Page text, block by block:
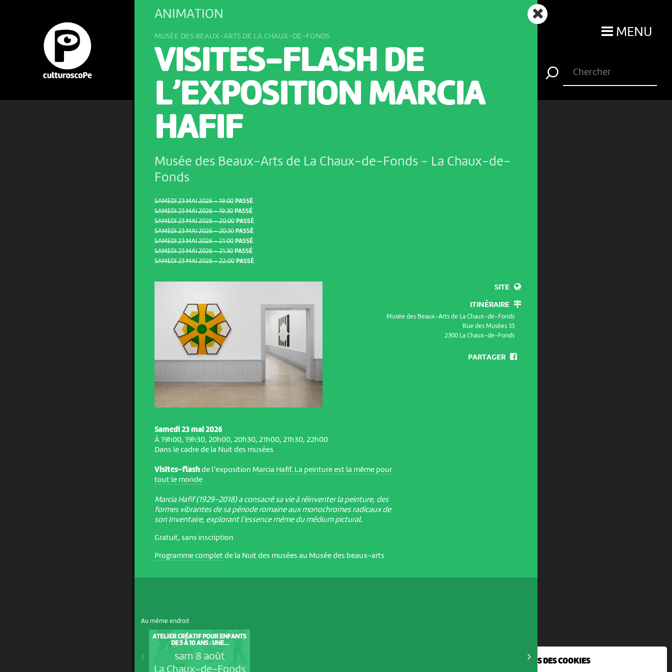
NOUS UTILISONS DES COOKIES
MENU
SAMEDI 23 MAI 2026 – 19:00 PASSÉ
SAMEDI 23 MAI 2026 – 19:30 PASSÉ
SAMEDI 23 MAI 2026 – 20:00 PASSÉ
SAMEDI 23 MAI 2026 – 20:30 PASSÉ
SAMEDI 23 MAI 2026 – 21:00 PASSÉ
SAMEDI 23 MAI 2026 – 21:30 PASSÉ
SAMEDI 23 MAI 2026 – 22:00 PASSÉ
ANIMATION
MUSÉE DES BEAUX-ARTS DE LA CHAUX-DE-FONDS
VISITES-FLASH DE
L’EXPOSITION MARCIA
HAFIF
Musée des Beaux-Arts de La Chaux-de-Fonds - La Chaux-de-
Fonds
Samedi 23 mai 2026
À 19h00, 19h30, 20h00, 20h30, 21h00, 21h30, 22h00
Dans le cadre de la Nuit des musées
Visites-flashde l’exposition Marcia Hafif. La peinture est la même pour
tout le monde
Marcia Hafif (1929-2018) a consacré sa vie à réinventer la peinture, des
formes vibrantes de sa période romaine aux monochromes radicaux de
son Inventaire, explorant l’essence même du médium pictural.
Gratuit, sans inscription
Programme completde la Nuit des musées au Musée des beaux-arts
SITE
ITINÉRAIRE
Musée des Beaux-Arts de La Chaux-de-Fonds
Rue des Musées 33
2300 La Chaux-de-Fonds
PARTAGER
Au même endroit
ATELIER CRÉATIF POUR ENFANTS
DE 5 À 10 ANS : UNE...
sam 8 août
La Chaux-de-Fonds